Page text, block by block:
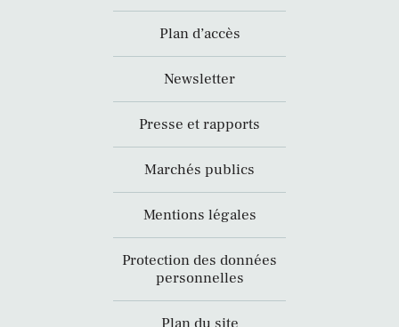
Plan d’accès
Newsletter
Presse et rapports
Marchés publics
Mentions légales
Protection des données
personnelles